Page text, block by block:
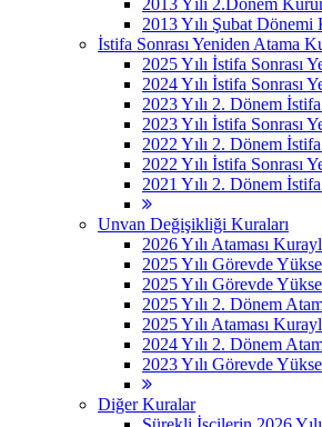
2013 Yılı 2.Dönem
2013 Yılı Şubat
İstifa Sonrası Yeniden Atama
2025 Yılı İstifa Sonrası
2024 Yılı İstifa Sonrası
2023 Yılı 2. Dönem
2023 Yılı İstifa Sonrası
2022 Yılı 2. Dönem
2022 Yılı İstifa Sonrası
2021 Yılı 2. Dönem
Unvan Değişikliği Kuraları
2026 Yılı Ataması
2025 Yılı Görevde
2025 Yılı Görevde
2025 Yılı 2. Dönem
2025 Yılı Ataması
2024 Yılı 2. Dönem
2023 Yılı Görevde
Diğer Kuralar